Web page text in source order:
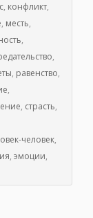
, конфликт,
, месть,
,
,
, равенство,
,
, страсть,
человек,
, эмоции,